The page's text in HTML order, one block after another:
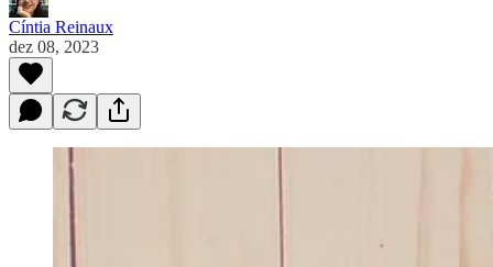
Cíntia Reinaux
dez 08, 2023